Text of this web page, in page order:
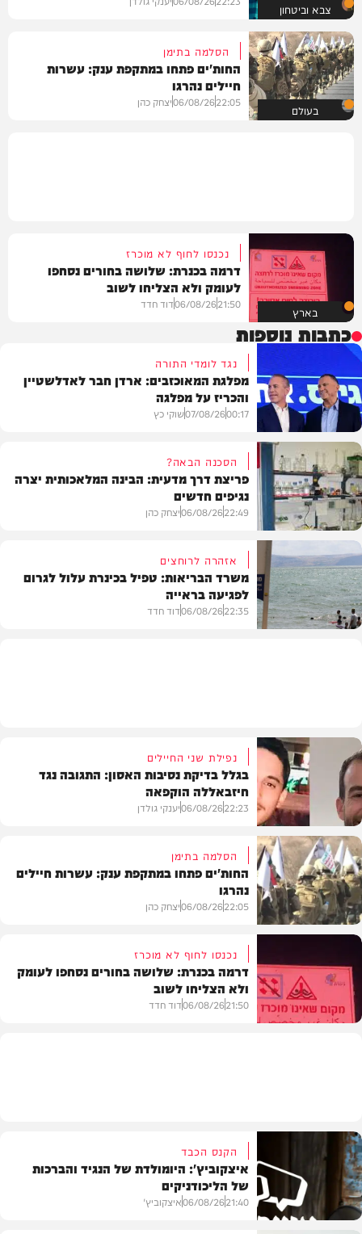
צבא וביטחון
בעולם
הסלמה בתימן
החות'ים פתחו במתקפת ענק: עשרות
חיילים נהרגו
22:05
06/08/26יצחק כהן
בארץ
נכנסו לחוף לא מוכרז
דרמה בכנרת: שלושה בחורים נסחפו
לעומק ולא הצליחו לשוב
21:50
06/08/26דוד חדד
כתבות נוספות
פוליטי
נגד לומדי התורה
מפלגת המאוכזבים: ארדן חבר לאדלשטיין
והכריז על מפלגה
00:17
07/08/26שוקי כץ
בריאות
הסכנה הבאה?
פריצת דרך מדעית: הבינה המלאכותית יצרה
נגיפים חדשים
22:49
06/08/26יצחק כהן
אזהרה לרוחצים
משרד הבריאות: טפיל בכינרת עלול לגרום
לפגיעה בראייה
22:35
06/08/26דוד חדד
צבא וביטחון
נפילת שני החיילים
בגלל בדיקת נסיבות האסון: התגובה נגד
חיזבאללה הוקפאה
22:23
06/08/26יענקי גולדן
בעולם
הסלמה בתימן
החות'ים פתחו במתקפת ענק: עשרות חיילים
נהרגו
22:05
06/08/26יצחק כהן
נכנסו לחוף לא מוכרז
דרמה בכנרת: שלושה בחורים נסחפו לעומק
ולא הצליחו לשוב
21:50
06/08/26דוד חדד
הקנס הכבד
איצקוביץ': היומולדת של הנגיד והברכות
של הליכודניקים
21:40
06/08/26איצקוביץ'